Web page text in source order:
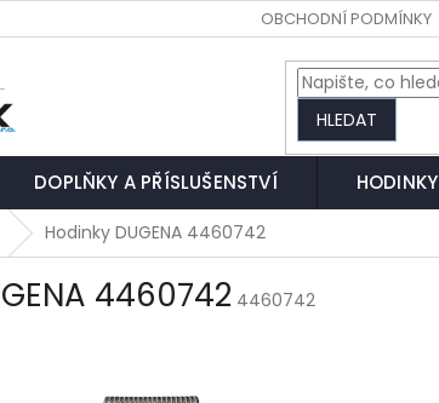
OBCHODNÍ PODMÍNKY
HLEDAT
DOPLŇKY A PŘÍSLUŠENSTVÍ HODINKY
Hodinky DUGENA 4460742
4460742 4460742